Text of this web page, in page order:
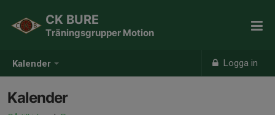
Kalender Logga in
CK BURE
Träningsgrupper Motion
Kalender